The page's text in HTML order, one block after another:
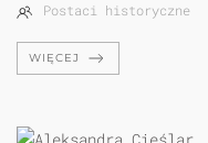
Postaci historyczne
WIĘCEJ